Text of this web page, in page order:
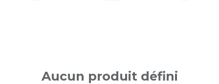
Aucun produit défini